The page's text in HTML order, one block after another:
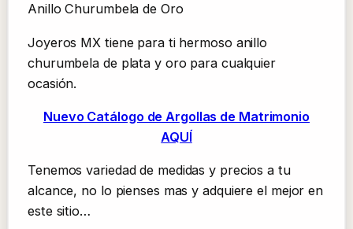
Anillo Churumbela de Oro
Joyeros MX tiene para ti hermoso anillo
churumbela de plata y oro para cualquier
ocasión.
Nuevo Catálogo de Argollas de Matrimonio
AQUÍ
Tenemos variedad de medidas y precios a tu
alcance, no lo pienses mas y adquiere el mejor en
este sitio…